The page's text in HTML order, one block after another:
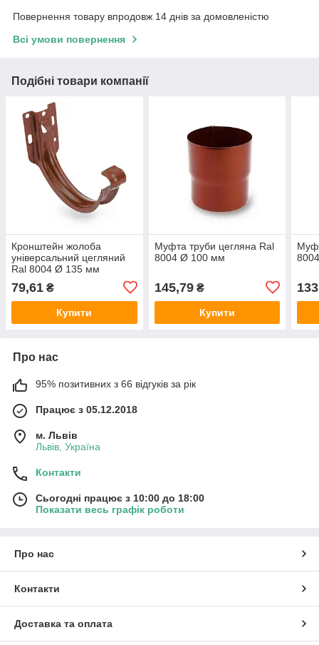
Повернення товару впродовж 14 днів за домовленістю
Всі умови повернення
Подібні товари компанії
Кронштейн жолоба
універсальний цегляний
Ral 8004 Ø 135 мм
79,61 ₴
Купити
Муфта труби цегляна Ral
8004 Ø 100 мм
145,79₴
Купити
Про нас
95% позитивних з 66 відгуків за рік
Працює з 05.12.2018
м. Львів
Львів, Україна
Контакти
Сьогодні працює з 10:00 до 18:00
Показати весь графік роботи
Про нас
Контакти
Доставка та оплата